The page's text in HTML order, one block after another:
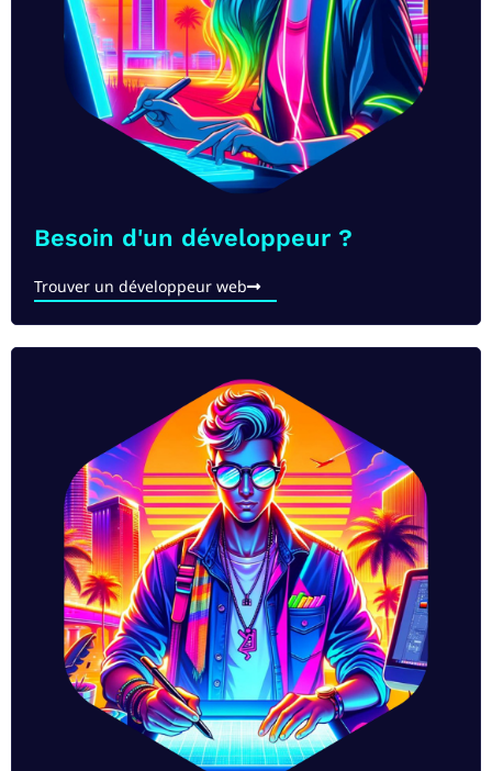
Besoin d'un développeur ?
Trouver un développeur web